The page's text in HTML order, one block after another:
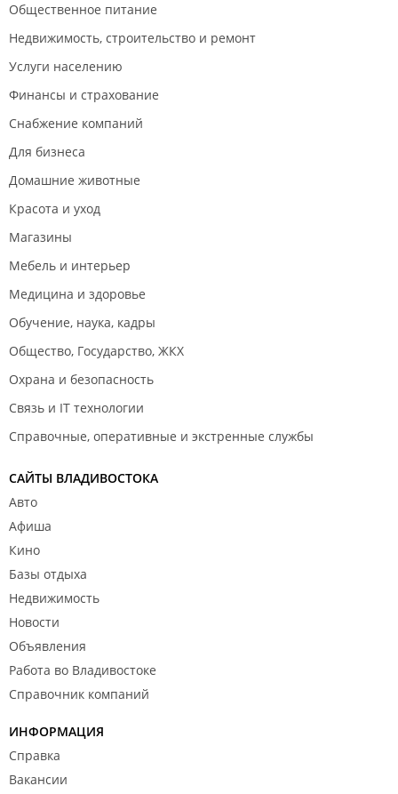
Общественное питание
Недвижимость, строительство и ремонт
Услуги населению
Финансы и страхование
Снабжение компаний
Для бизнеса
Домашние животные
Красота и уход
Магазины
Мебель и интерьер
Медицина и здоровье
Обучение, наука, кадры
Общество, Государство, ЖКХ
Охрана и безопасность
Связь и IT технологии
Справочные, оперативные и экстренные службы
САЙТЫ ВЛАДИВОСТОКА
Авто
Афиша
Кино
Базы отдыха
Недвижимость
Новости
Объявления
Работа во Владивостоке
Справочник компаний
ИНФОРМАЦИЯ
Справка
Вакансии